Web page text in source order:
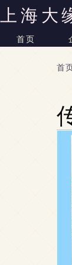
上海大
首页
首